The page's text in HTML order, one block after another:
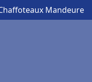
Mandeure